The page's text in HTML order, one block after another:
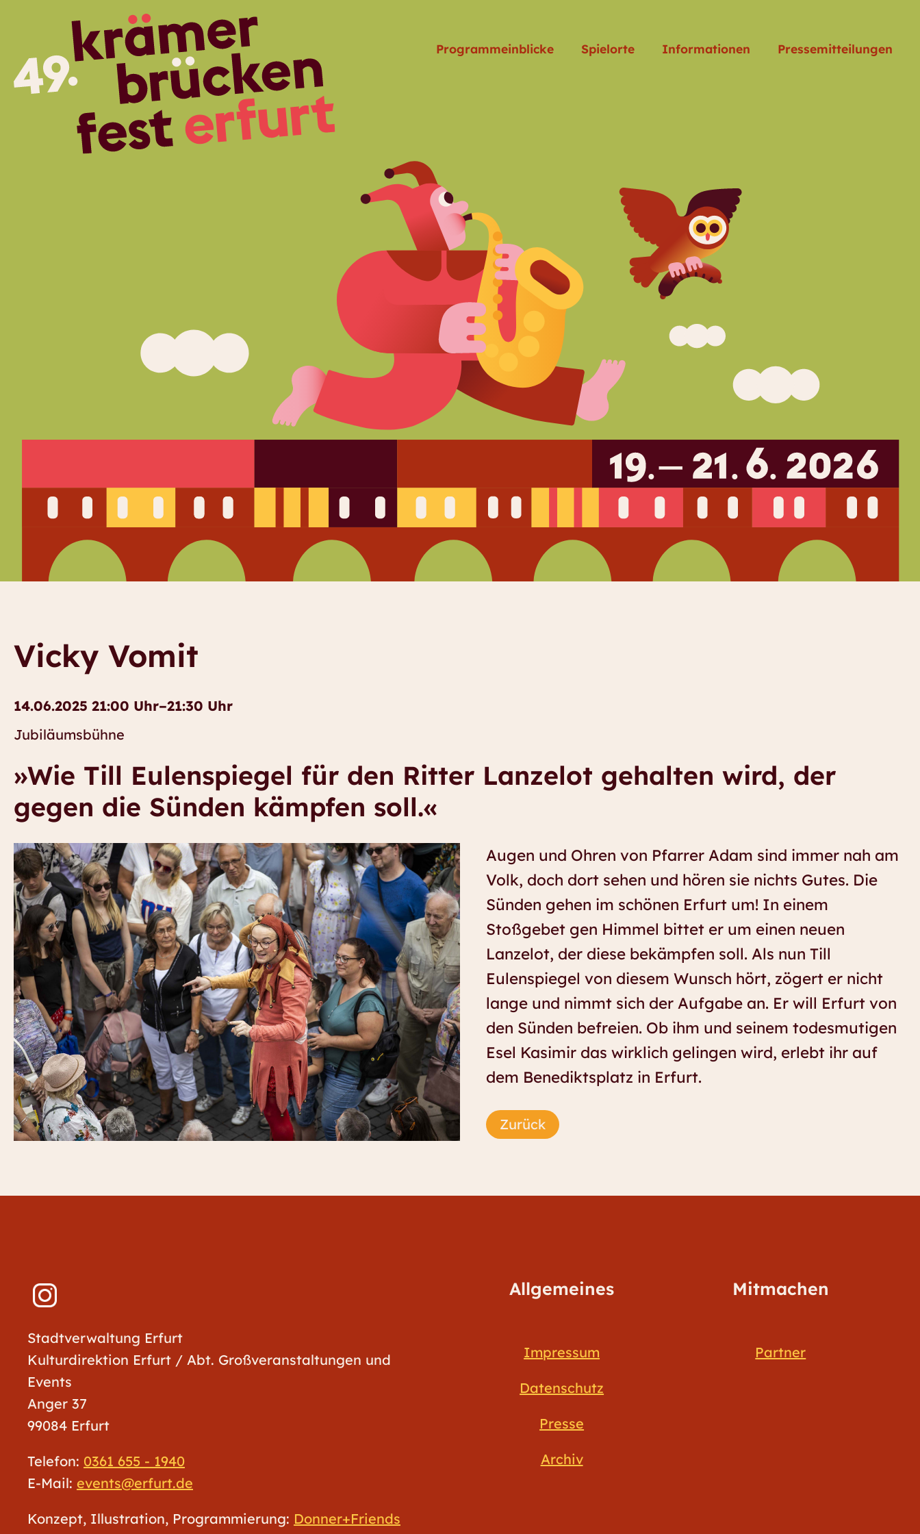
Programmeinblicke Spielorte Informationen Pressemitteilungen
Vicky Vomit
14.06.2025 21:00 Uhr–21:30 Uhr
Jubiläumsbühne
»Wie Till Eulenspiegel für den Ritter Lanzelot gehalten wird, der
gegen die Sünden kämpfen soll.«
Augen und Ohren von Pfarrer Adam sind immer nah am
Volk, doch dort sehen und hören sie nichts Gutes. Die
Sünden gehen im schönen Erfurt um! In einem
Stoßgebet gen Himmel bittet er um einen neuen
Lanzelot, der diese bekämpfen soll. Als nun Till
Eulenspiegel von diesem Wunsch hört, zögert er nicht
lange und nimmt sich der Aufgabe an. Er will Erfurt von
den Sünden befreien. Ob ihm und seinem todesmutigen
Esel Kasimir das wirklich gelingen wird, erlebt ihr auf
dem Benediktsplatz in Erfurt.
Zurück
Stadtverwaltung Erfurt
Kulturdirektion Erfurt / Abt. Großveranstaltungen und
Events
Anger 37
99084 Erfurt
Telefon: 0361 655 - 1940
E-Mail: events@erfurt.de
Konzept, Illustration, Programmierung: Donner+Friends
Allgemeines
Impressum
Datenschutz
Presse
Archiv
Mitmachen
Partner